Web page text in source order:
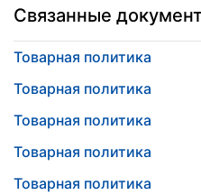
Связанные
Товарная политика
Товарная политика
Товарная политика
Товарная политика
Товарная политика